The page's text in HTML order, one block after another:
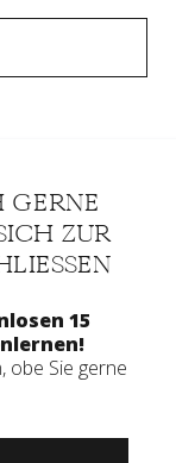
GERNE
ZUR
15
obe Sie gerne